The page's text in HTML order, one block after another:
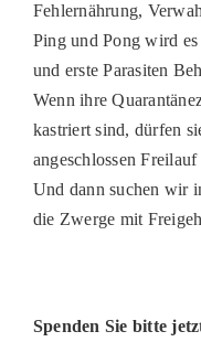
Fehlernährung,
Ping und Pong wird
und erste Parasiten
Wenn ihre
kastriert sind, dürfen
angeschlossen
Und dann suchen wir
die Zwerge mit
Spenden Sie bitte